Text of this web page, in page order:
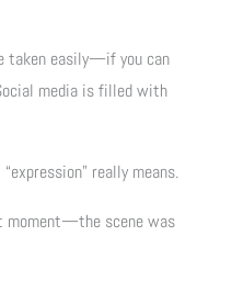
taken easily—if you can
media is filled with
really means.
moment—the scene was